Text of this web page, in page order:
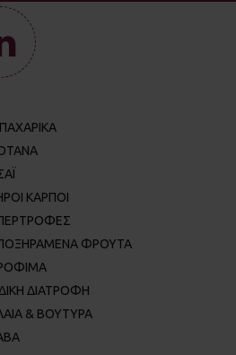
ΚΑΡΠΟΙ
ΦΡΟΥΤΑ
ΔΙΑΤΡΟΦΗ
& ΒΟΥΤΥΡΑ